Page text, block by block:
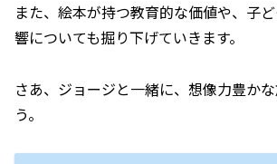
また、絵本が持つ教育的な価値や、子
響についても掘り下げていきます。
さあ、ジョージと一緒に、想像力豊か
う。